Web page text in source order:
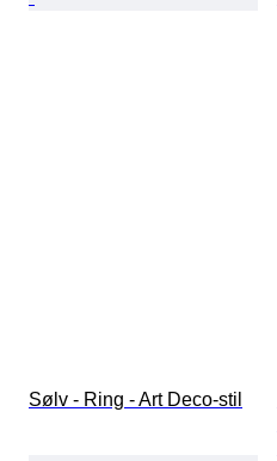
Sølv - Ring - Art Deco-stil